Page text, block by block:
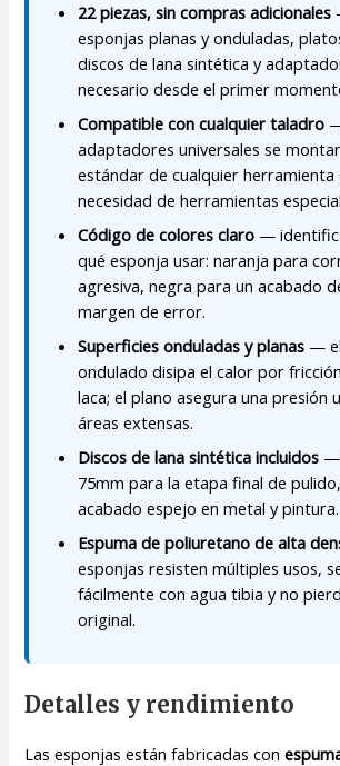
22 piezas, sin compras adicionales
esponjas planas y onduladas,
discos de lana sintética y
necesario desde el primer
Compatible con cualquier taladro
adaptadores universales se
estándar de cualquier herramienta
necesidad de herramientas
Código de colores claro —
qué esponja usar: naranja para
agresiva, negra para un acabado
margen de error.
Superficies onduladas y planas —
ondulado disipa el calor por
laca; el plano asegura una presión
áreas extensas.
Discos de lana sintética incluidos —
75mm para la etapa final de
acabado espejo en metal y pintura.
Espuma de poliuretano de alta
esponjas resisten múltiples usos,
fácilmente con agua tibia y no
original.
Detalles y rendimiento
Las esponjas están fabricadas con